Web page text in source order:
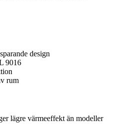
design
9016
rum
lägre värmeeffekt än modeller